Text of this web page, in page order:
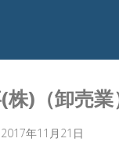
)（卸売業
2017年11月21日